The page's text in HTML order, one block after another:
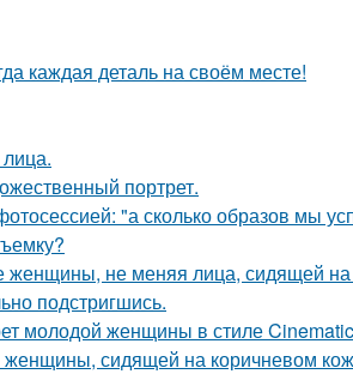
каждая деталь на своём месте!
портрет.
"а сколько образов мы
женщины, не меняя лица, сидящей
подстригшись.
молодой женщины в стиле
сидящей на коричневом